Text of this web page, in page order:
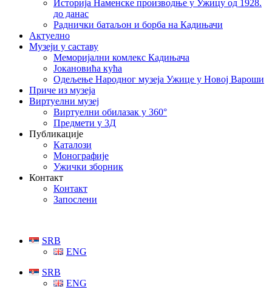
Историја Наменске производње у Ужицу од 1928.
до данас
Раднички батаљон и борба на Кадињачи
Актуелно
Музеји у саставу
Меморијални комлекс Кадињача
Јокановића кућа
Oдељење Народног музеја Ужице у Новој Вароши
Приче из музеја
Виртуелни музеј
Виртуелни обилазак у 360°
Предмети у 3Д
Публикације
Каталози
Монографије
Ужички зборник
Контакт
Контакт
Запослени
SRB
ENG
SRB
ENG